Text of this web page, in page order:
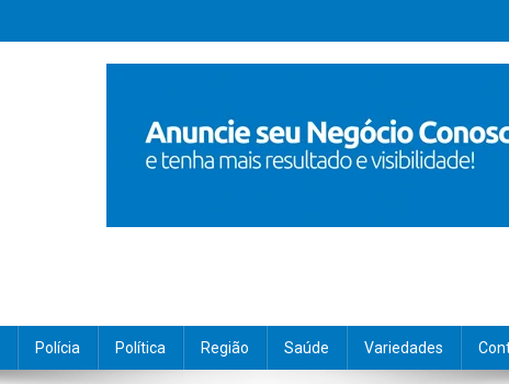
Polícia Política Região Saúde Variedades